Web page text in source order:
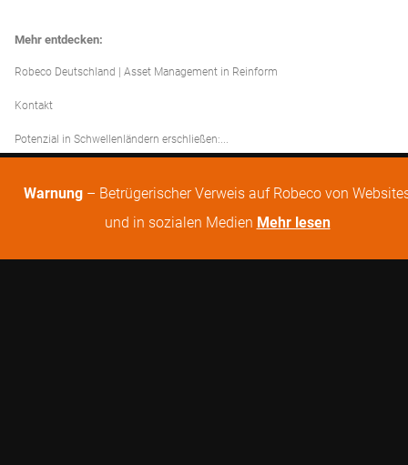
Mehr entdecken:
Robeco Deutschland | Asset Management in Reinform
Kontakt
Potenzial in Schwellenländern erschließen:...
Warnung – Betrügerischer Verweis auf Robeco von
und in sozialen Medien Mehr lesen